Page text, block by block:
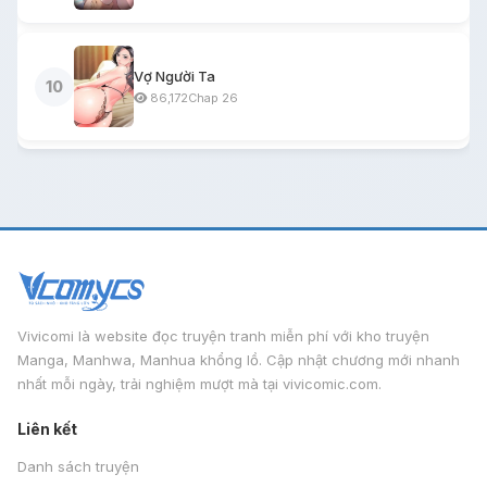
10
Vợ Người Ta
86,172Chap 26
Vivicomi là website đọc truyện tranh miễn phí với kho truyện
Manga, Manhwa, Manhua khổng lồ. Cập nhật chương mới nhanh
nhất mỗi ngày, trải nghiệm mượt mà tại vivicomic.com.
Liên kết
Danh sách truyện